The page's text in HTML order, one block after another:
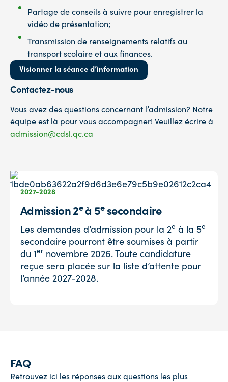
Partage de conseils à suivre pour enregistrer la
vidéo de présentation;
Transmission de renseignements relatifs au
transport scolaire et aux finances.
Visionner la séance d’information
Contactez-nous
Vous avez des questions concernant l’admission? Notre
équipe est là pour vous accompagner! Veuillez écrire à
admission@cdsl.qc.ca
2027-2028
Admission 2eà 5esecondaire
Les demandes d’admission pour la 2e à la 5e
secondaire pourront être soumises à partir
du 1er novembre 2026. Toute candidature
reçue sera placée sur la liste d’attente pour
l’année 2027-2028.
FAQ
Retrouvez ici les réponses aux questions les plus